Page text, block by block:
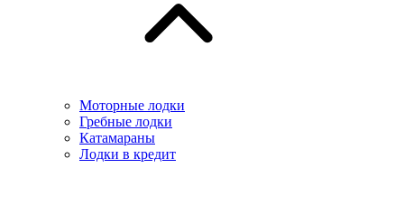
Моторные лодки
Гребные лодки
Катамараны
Лодки в кредит